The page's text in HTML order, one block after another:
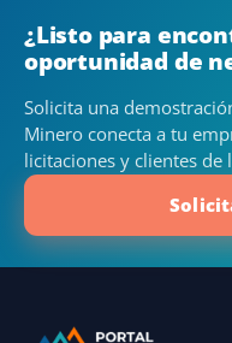
¿Listo para
oportunidad de
Solicita una
Minero conecta a tu
licitaciones y clientes